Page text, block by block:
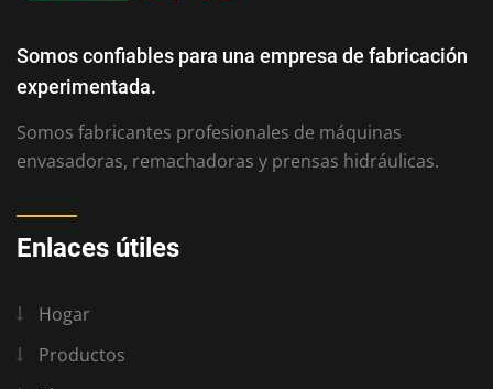
Somos confiables para una empresa de fabricación
experimentada.
Somos fabricantes profesionales de máquinas
envasadoras, remachadoras y prensas hidráulicas.
Enlaces útiles
Hogar
Productos